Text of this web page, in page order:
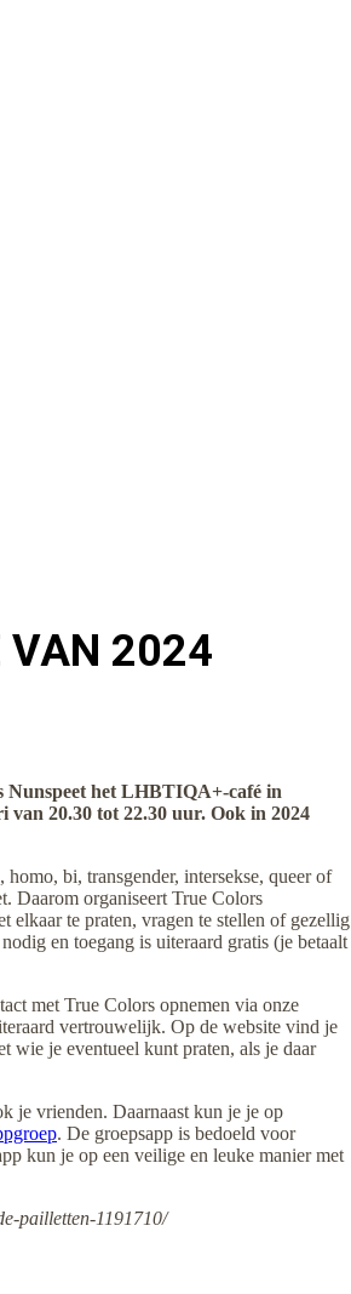
VAN 2024
Nunspeet het LHBTIQA+-café in
20.30 tot 22.30 uur. Ook in 2024
bi, transgender, intersekse, queer of
Daarom organiseert True Colors
elkaar te praten, vragen te stellen of gezellig
en toegang is uiteraard gratis (je betaalt
met True Colors opnemen via onze
vertrouwelijk. Op de website vind je
wie je eventueel kunt praten, als je daar
je vrienden. Daarnaast kun je je op
. De groepsapp is bedoeld voor
kun je op een veilige en leuke manier met
pailletten-1191710/